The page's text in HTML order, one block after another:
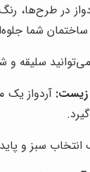
در طرح‌ها،
ساختمان شما
می‌توانید
زیست: آردواز یک
انتخاب سبز و